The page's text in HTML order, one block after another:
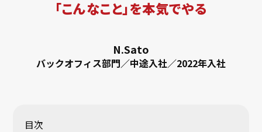
「こんなこと」を本気でやる
N.Sato
バックオフィス部門／中途入社／2022年入社
目次